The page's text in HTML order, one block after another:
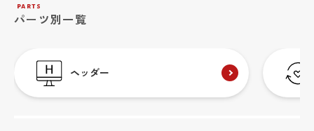
parts
パーツ別一覧
ヘッダー